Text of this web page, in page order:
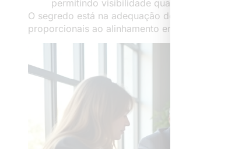
permitindo visibilidade qualificada junto a
O segredo está na adequação do canal ao
proporcionais ao alinhamento entre proposta,